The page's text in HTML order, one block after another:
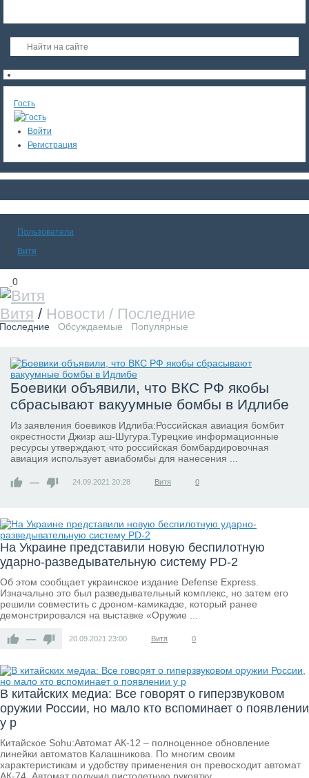
Гость
Войти
Регистрация
Пользователи
Витя
0
Витя / Новости / Последние
Последние Обсуждаемые Популярные
Боевики объявили, что ВКС РФ якобы
сбрасывают вакуумные бомбы в Идлибе
Из заявления боевиков Идлиба:Российская авиация бомбит
окрестности Джизр аш-Шугура.Турецкие информационные
ресурсы утверждают, что российская бомбардировочная
авиация использует авиабомбы для нанесения ...
— 24.09.2021 20:28 Витя 0
На Украине представили новую беспилотную
ударно-разведывательную систему PD-2
Об этом сообщает украинское издание Defense Express.
Изначально это был разведывательный комплекс, но затем его
решили совместить с дроном-камикадзе, который ранее
демонстрировался на выставке «Оружие ...
— 20.09.2021 23:00 Витя 0
В китайских медиа: Все говорят о гиперзвуковом
оружии России, но мало кто вспоминает о появлении
у р
Китайское Sohu:Автомат АК-12 – полноценное обновление
линейки автоматов Калашникова. По многим своим
характеристикам и удобству применения он превосходит автомат